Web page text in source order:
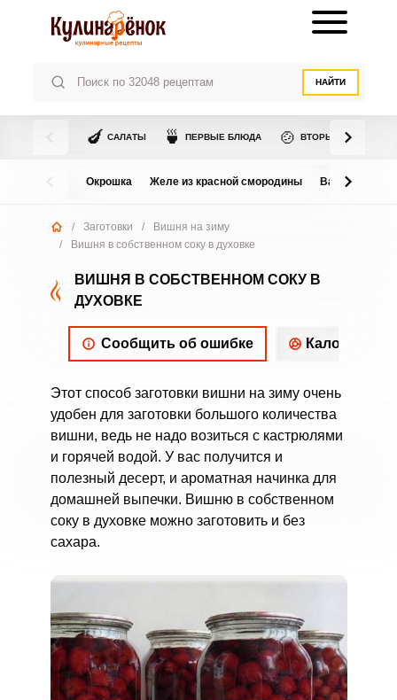
НАЙТИ
🍆 САЛАТЫ 🍵 ПЕРВЫЕ БЛЮДА 🍲 ВТОРЫЕ БЛЮДА
Окрошка Желе из красной смородины Варенье из
/ Заготовки /
Вишня на зиму
/
Вишня в собственном соку в духовке
ВИШНЯ В СОБСТВЕННОМ СОКУ В
ДУХОВКЕ
Сообщить об ошибке
Этот способ заготовки вишни на зиму очень
удобен для заготовки большого количества
вишни, ведь не надо возиться с кастрюлями
и горячей водой. У вас получится и
полезный десерт, и ароматная начинка для
домашней выпечки. Вишню в собственном
соку в духовке можно заготовить и без
сахара.